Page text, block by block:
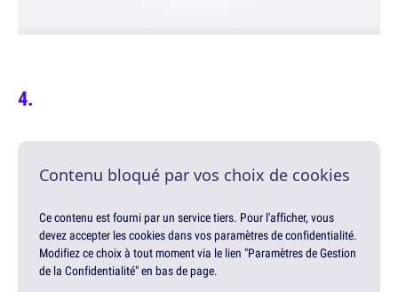
Contenu bloqué par vos choix de cookies
Ce contenu est fourni par un service tiers. Pour l'afficher, vous
devez accepter les cookies dans vos paramètres de confidentialité.
Modifiez ce choix à tout moment via le lien "Paramètres de Gestion
de la Confidentialité" en bas de page.